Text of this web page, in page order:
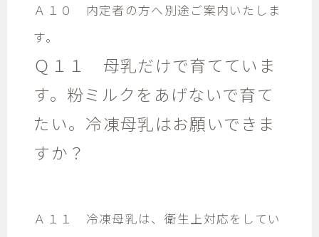
Ａ１０ 内定者の方へ別途ご案内いたしま
す。
Ｑ１１ 母乳だけで育てていま
す。粉ミルクをあげないで育て
たい。冷凍母乳はお願いできま
すか？
Ａ１１ 冷凍母乳は、衛生上対応をしてい